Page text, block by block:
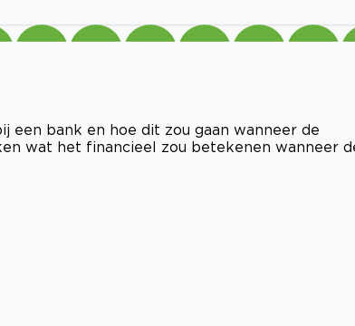
een bank en hoe dit zou gaan wanneer de
wat het financieel zou betekenen wanneer